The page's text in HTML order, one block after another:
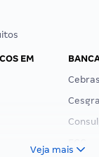
EM
Veja mais